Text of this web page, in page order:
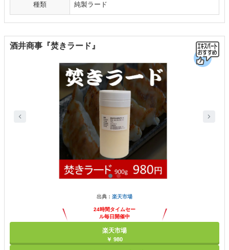
種類 純製ラード
酒井商事『焚きラード』
出典： 楽天市場
24時間タイムセー
ル毎日開催中
楽天市場
￥ 980